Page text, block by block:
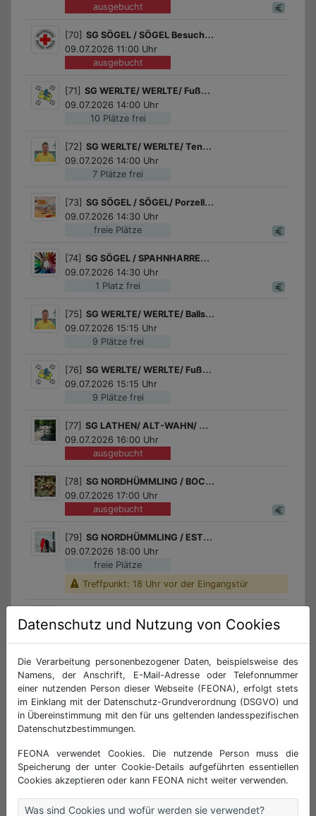
ausgebucht
ausgebucht
[70] SG SÖGEL / SÖGEL Besuch der Rettungswache Sögel
09.07.2026 11:00 Uhr
10 Plätze frei
[71] SG WERLTE/ WERLTE/ Fußball für Jungs
09.07.2026 14:00 Uhr
7 Plätze frei
[72] SG WERLTE/ WERLTE/ Tennis Schnupperkurs des Tennisvereins Werlte!
09.07.2026 14:00 Uhr
freie Plätze
[73] SG SÖGEL / SÖGEL/ Porzellan bemalen
09.07.2026 14:30 Uhr
1 Platz frei
[74] SG SÖGEL / SPAHNHARRENSTÄTTE / Kunterbunte Punkte - große Kunst
09.07.2026 14:30 Uhr
9 Plätze frei
[75] SG WERLTE/ WERLTE/ Ballspiele
09.07.2026 15:15 Uhr
9 Plätze frei
[76] SG WERLTE/ WERLTE/ Fußball für Mädchen
09.07.2026 15:15 Uhr
ausgebucht
[77] SG LATHEN/ ALT-WAHN/ Wir entdecken/erkunden Alt-Wahn – das „verschwundene Dorf“
09.07.2026 16:00 Uhr
ausgebucht
[78] SG NORDHÜMMLING / BOCKHORST / Basteln mit Holz in der Holz- und Kreativwerkstatt
09.07.2026 17:00 Uhr
freie Plätze
[79] SG NORDHÜMMLING / ESTERWEGEN / Tischtennis für Kinder
09.07.2026 18:00 Uhr
Treffpunkt: 18 Uhr vor der Eingangstür
2 Plätze frei
09.07.2026 18:00 Uhr
[81]
3 Plätze frei
[81]
SG WERLTE/ WERLTE/ Gläser bedrucken
10.07.2026 14:00 Uhr
ausgebucht
[82] SG SÖGEL / SPAHNHARRENSTÄTTE / Tennis - Schnuppertraining
10 Plätze frei
[83] SG NORDHÜMMLING / ESTERWEGEN / Yoga für Teens
10.07.2026 16:00 Uhr
Datenschutz und Nutzung von Cookies
Die Verarbeitung personenbezogener Daten, beispielsweise des
Namens, der Anschrift, E-Mail-Adresse oder Telefonnummer
einer nutzenden Person dieser Webseite (FEONA), erfolgt stets
im Einklang mit der Datenschutz-Grundverordnung (DSGVO) und
in Übereinstimmung mit den für uns geltenden landesspezifischen
Datenschutzbestimmungen.
FEONA verwendet Cookies. Die nutzende Person muss die
Speicherung der unter Cookie-Details aufgeführten essentiellen
Cookies akzeptieren oder kann FEONA nicht weiter verwenden.
Was sind Cookies und wofür werden sie verwendet?